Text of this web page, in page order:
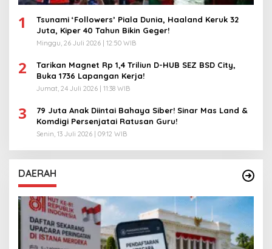
1
Tsunami ‘Followers’ Piala Dunia, Haaland Keruk 32
Juta, Kiper 40 Tahun Bikin Geger!
Minggu, 26 Juli 2026 | 12:50 WIB
2
Tarikan Magnet Rp 1,4 Triliun D-HUB SEZ BSD City,
Buka 1736 Lapangan Kerja!
Jumat, 24 Juli 2026 | 11:38 WIB
3
79 Juta Anak Diintai Bahaya Siber! Sinar Mas Land &
Komdigi Persenjatai Ratusan Guru!
Senin, 13 Juli 2026 | 09:12 WIB
DAERAH